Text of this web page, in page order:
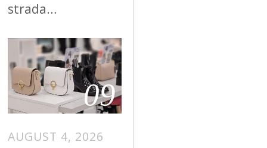
strada…
09
AUGUST 4, 2026